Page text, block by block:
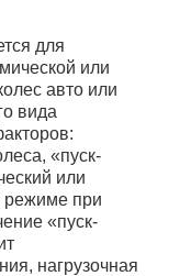
для
или
авто или
вида
«пуск-
или
режиме при
«пуск-
нагрузочная